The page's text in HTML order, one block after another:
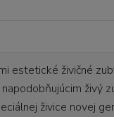
estetické živičné
živý
živice novej